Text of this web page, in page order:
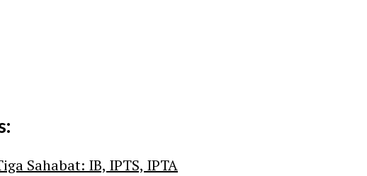
Sahabat: IB, IPTS, IPTA